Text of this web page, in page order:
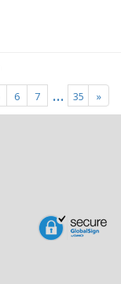
6 7 ... 35 »